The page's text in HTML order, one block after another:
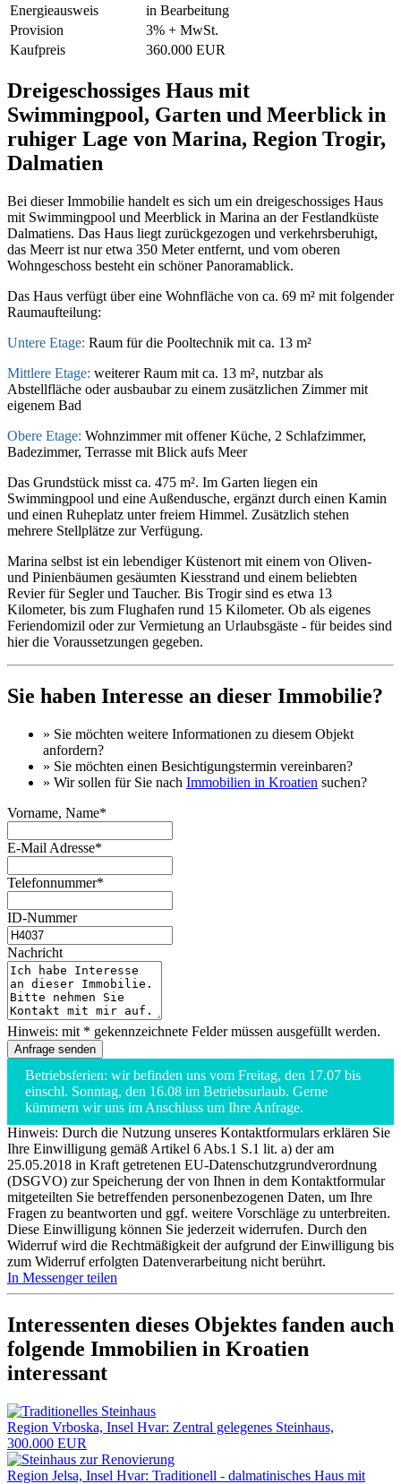
Energieausweis
in Bearbeitung
Provision
3% + MwSt.
Kaufpreis
360.000 EUR
Dreigeschossiges Haus mit
Swimmingpool, Garten und Meerblick in
ruhiger Lage von Marina, Region Trogir,
Dalmatien
Bei dieser Immobilie handelt es sich um ein dreigeschossiges Haus
mit Swimmingpool und Meerblick in Marina an der Festlandküste
Dalmatiens. Das Haus liegt zurückgezogen und verkehrsberuhigt,
das Meerr ist nur etwa 350 Meter entfernt, und vom oberen
Wohngeschoss besteht ein schöner Panoramablick.
Das Haus verfügt über eine Wohnfläche von ca. 69 m² mit folgender
Raumaufteilung:
Untere Etage: Raum für die Pooltechnik mit ca. 13 m²
Mittlere Etage: weiterer Raum mit ca. 13 m², nutzbar als
Abstellfläche oder ausbaubar zu einem zusätzlichen Zimmer mit
eigenem Bad
Obere Etage: Wohnzimmer mit offener Küche, 2 Schlafzimmer,
Badezimmer, Terrasse mit Blick aufs Meer
Das Grundstück misst ca. 475 m². Im Garten liegen ein
Swimmingpool und eine Außendusche, ergänzt durch einen Kamin
und einen Ruheplatz unter freiem Himmel. Zusätzlich stehen
mehrere Stellplätze zur Verfügung.
Marina selbst ist ein lebendiger Küstenort mit einem von Oliven-
und Pinienbäumen gesäumten Kiesstrand und einem beliebten
Revier für Segler und Taucher. Bis Trogir sind es etwa 13
Kilometer, bis zum Flughafen rund 15 Kilometer. Ob als eigenes
Feriendomizil oder zur Vermietung an Urlaubsgäste - für beides sind
hier die Voraussetzungen gegeben.
Sie haben Interesse an dieser Immobilie?
» Sie möchten weitere Informationen zu diesem Objekt
anfordern?
» Sie möchten einen Besichtigungstermin vereinbaren?
» Wir sollen für Sie nach Immobilien in Kroatien suchen?
Vorname, Name*
E-Mail Adresse*
Telefonnummer*
ID-Nummer
Nachricht
Hinweis: mit * gekennzeichnete Felder müssen ausgefüllt werden.
Betriebsferien: wir befinden uns vom Freitag, den 17.07 bis
einschl. Sonntag, den 16.08 im Betriebsurlaub. Gerne
kümmern wir uns im Anschluss um Ihre Anfrage.
Hinweis: Durch die Nutzung unseres Kontaktformulars erklären Sie
Ihre Einwilligung gemäß Artikel 6 Abs.1 S.1 lit. a) der am
25.05.2018 in Kraft getretenen EU-Datenschutzgrundverordnung
(DSGVO) zur Speicherung der von Ihnen in dem Kontaktformular
mitgeteilten Sie betreffenden personenbezogenen Daten, um Ihre
Fragen zu beantworten und ggf. weitere Vorschläge zu unterbreiten.
Diese Einwilligung können Sie jederzeit widerrufen. Durch den
Widerruf wird die Rechtmäßigkeit der aufgrund der Einwilligung bis
zum Widerruf erfolgten Datenverarbeitung nicht berührt.
In Messenger teilen
Interessenten dieses Objektes fanden auch
folgende Immobilien in Kroatien
interessant
Region Vrboska, Insel Hvar: Zentral gelegenes Steinhaus,
300.000 EUR
Region Jelsa, Insel Hvar: Traditionell - dalmatinisches Haus mit